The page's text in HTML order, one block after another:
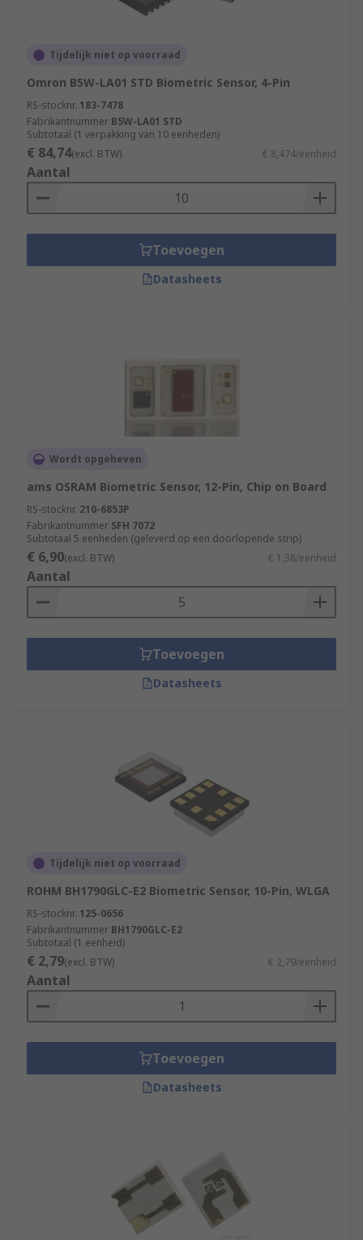
Tijdelijk niet op voorraad
Omron B5W-LA01 STD Biometric Sensor, 4-Pin
RS-stocknr. 183-7478
Fabrikantnummer B5W-LA01 STD
Subtotaal (1 verpakking van 10 eenheden)
€ 84,74(excl. BTW) € 8,474/eenheid
Aantal
Toevoegen
Datasheets
Wordt opgeheven
ams OSRAM Biometric Sensor, 12-Pin, Chip on Board
RS-stocknr. 210-6853P
Fabrikantnummer SFH 7072
Subtotaal 5 eenheden (geleverd op een doorlopende strip)
€ 6,90(excl. BTW) € 1,38/eenheid
Aantal
Toevoegen
Datasheets
Tijdelijk niet op voorraad
ROHM BH1790GLC-E2 Biometric Sensor, 10-Pin, WLGA
RS-stocknr. 125-0656
Fabrikantnummer BH1790GLC-E2
Subtotaal (1 eenheid)
€ 2,79(excl. BTW) € 2,79/eenheid
Aantal
Toevoegen
Datasheets